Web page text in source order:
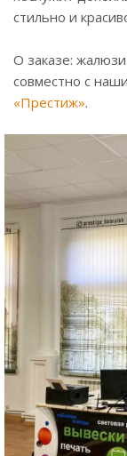
стильно и
О заказе:
совместно с
«Престиж».